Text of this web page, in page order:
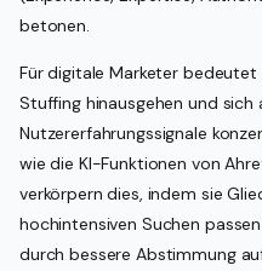
betonen.
Für digitale Marketer
Stuffing hinausgehen und
Nutzererfahrungssignale
wie die KI-Funktionen von
verkörpern dies, indem sie
hochintensiven Suchen
durch bessere Abstimmung